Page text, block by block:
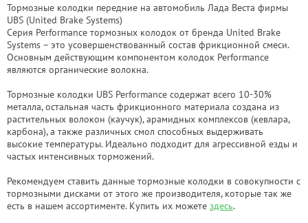
Тормозные колодки передние на автомобиль Лада Веста фирмы
UBS (United Brake Systems)
Серия Performance тормозных колодок от бренда United Brake
Systems – это усовершенствованный состав фрикционной смеси.
Основным действующим компонентом колодок Performance
являются органические волокна.
Тормозные колодки UBS Performance содержат всего 10-30%
металла, остальная часть фрикционного материала создана из
растительных волокон (каучук), арамидных комплексов (кевлара,
карбона), а также различных смол способных выдерживать
высокие температуры. Идеально подходит для агрессивной езды и
частых интенсивных торможений.
Рекомендуем ставить данные тормозные колодки в совокупности с
тормозными дисками от этого же производителя, которые так же
есть в нашем ассортименте. Купить их можете здесь.